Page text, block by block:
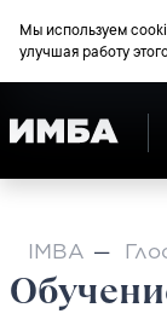
Мы используем
улучшая работу
IMBA